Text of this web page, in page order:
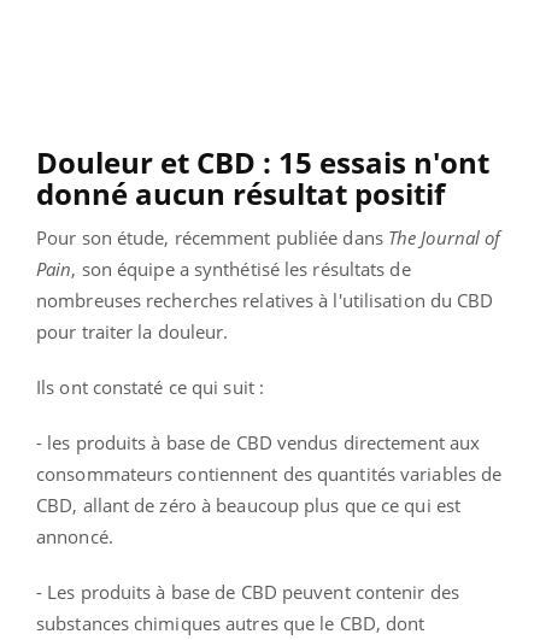
Douleur et CBD : 15 essais n'ont
donné aucun résultat positif
Pour son étude, récemment publiée dans The Journal of
Pain, son équipe a synthétisé les résultats de
nombreuses recherches relatives à l'utilisation du CBD
pour traiter la douleur.
Ils ont constaté ce qui suit :
- les produits à base de CBD vendus directement aux
consommateurs contiennent des quantités variables de
CBD, allant de zéro à beaucoup plus que ce qui est
annoncé.
- Les produits à base de CBD peuvent contenir des
substances chimiques autres que le CBD, dont